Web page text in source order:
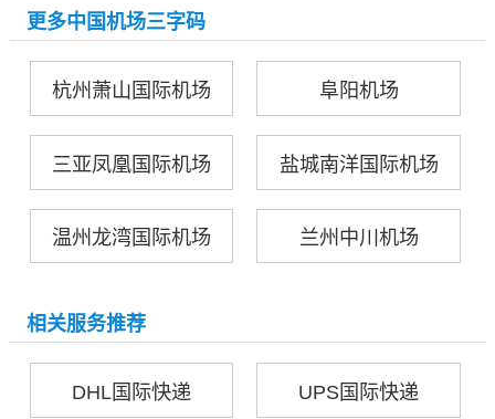
更多中国机场三字码
杭州萧山国际机场 阜阳机场
三亚凤凰国际机场 盐城南洋国际机场
温州龙湾国际机场 兰州中川机场
相关服务推荐
DHL国际快递 UPS国际快递